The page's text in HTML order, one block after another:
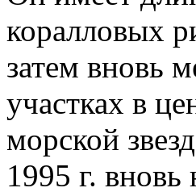
коралловых
затем вновь
участках в
морской
1995 г.